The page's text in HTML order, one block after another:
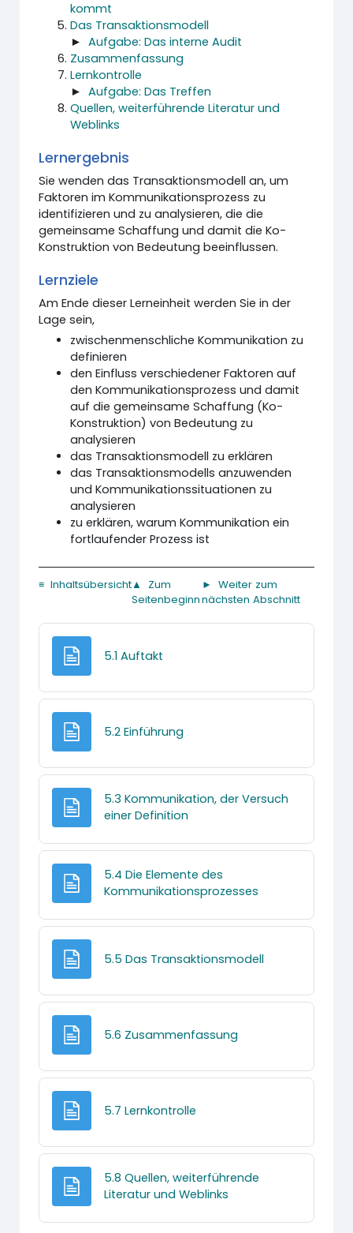
kommt
Das Transaktionsmodell
►Aufgabe: Das interne Audit
Zusammenfassung
Lernkontrolle
►Aufgabe: Das Treffen
Quellen, weiterführende Literatur und
Weblinks
Lernergebnis
Sie wenden das Transaktionsmodell an, um
Faktoren im Kommunikationsprozess zu
identifizieren und zu analysieren, die die
gemeinsame Schaffung und damit die Ko-
Konstruktion von Bedeutung beeinflussen.
Lernziele
Am Ende dieser Lerneinheit werden Sie in der
Lage sein,
zwischenmenschliche Kommunikation zu
definieren
den Einfluss verschiedener Faktoren auf
den Kommunikationsprozess und damit
auf die gemeinsame Schaffung (Ko-
Konstruktion) von Bedeutung zu
analysieren
das Transaktionsmodell zu erklären
das Transaktionsmodells anzuwenden
und Kommunikationssituationen zu
analysieren
zu erklären, warum Kommunikation ein
fortlaufender Prozess ist
≡ Inhaltsübersicht▲ Zum
Seitenbeginn
► Weiter zum
nächsten Abschnitt
5.1 Auftakt
5.2 Einführung
5.3 Kommunikation, der Versuch
einer Definition
5.4 Die Elemente des
Kommunikationsprozesses
5.5 Das TransaktionsmodellTextseite
5.6 Zusammenfassung
5.7 Lernkontrolle
5.8 Quellen, weiterführende
Literatur und Weblinks